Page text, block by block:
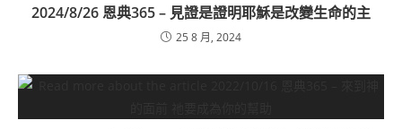
2024/8/26 恩典365 – 見證是證明耶穌是改變生命的主
25 8 月, 2024